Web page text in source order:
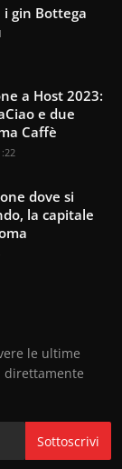
i gin Bottega
a Host 2023:
e due
Caffè
dove si
la capitale
le ultime
direttamente
Sottoscrivi